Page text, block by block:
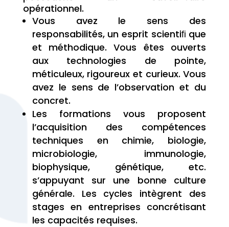
opérationnel.
Vous avez le sens des
responsabilités, un esprit scientiﬁ que
et méthodique. Vous êtes ouverts
aux technologies de pointe,
méticuleux, rigoureux et curieux. Vous
avez le sens de l’observation et du
concret.
Les formations vous proposent
l’acquisition des compétences
techniques en chimie, biologie,
microbiologie, immunologie,
biophysique, génétique, etc.
s’appuyant sur une bonne culture
générale. Les cycles intègrent des
stages en entreprises concrétisant
les capacités requises.